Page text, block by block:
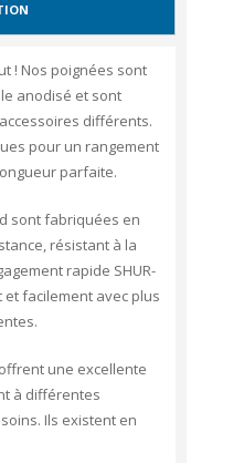
! Nos poignées sont
anodisé et sont
différents.
pour un rangement
parfaite.
sont fabriquées en
résistant à la
rapide SHUR-
facilement avec plus
une excellente
à différentes
Ils existent en